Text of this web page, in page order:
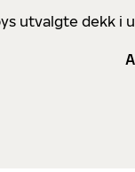
utvalgte dekk i